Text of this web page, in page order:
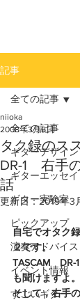
記事
全ての記事
ギターデザイン
ギターエッセイ
ギター実験室
ピックアップ
演奏アドバイス
イベント情報
すごいギター
全ての記事
タク録のス
DR-1 右手
話
niioka
2008年3月6日
更新日：2019年3
自宅でオタク
２です。
TASCAM　
も聞けますよ。
そして，右手